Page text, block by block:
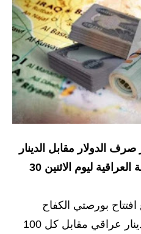
المنح المالية
قطع الاراضي
اخبار العراق
الاخبار السياسية
الاخبار الاقتصادية
المدارس
الدولار مقابل الدينار
العراقي في الأسواق المحلية العراقية ليوم الاثنين 30
بورصتي الكفاح
والحارثية لتسجل 151400 دينار عراقي مقابل كل 100